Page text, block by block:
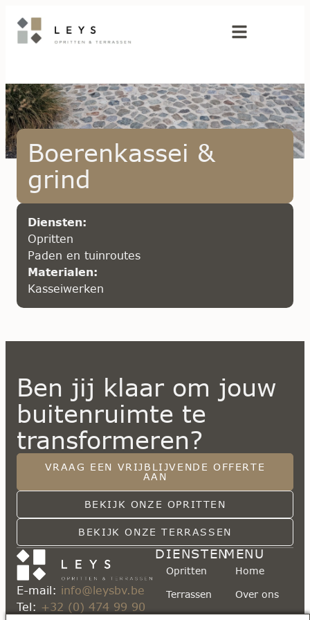
Boerenkassei &
grind
Diensten:
Opritten
Paden en tuinroutes
Materialen:
Kasseiwerken
Ben jij klaar om jouw
buitenruimte te
transformeren?
VRAAG EEN VRIJBLIJVENDE OFFERTE
AAN
BEKIJK ONZE OPRITTEN
BEKIJK ONZE TERRASSEN
E-mail: info@leysbv.be
Tel: +32 (0) 474 99 90
DIENSTEN
Opritten
Terrassen
MENU
Home
Over ons